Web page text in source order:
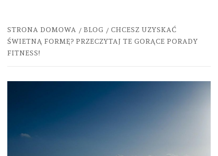
STRONA DOMOWA BLOG
CHCESZ UZYSKAĆ
ŚWIETNĄ FORMĘ? PRZECZYTAJ TE GORĄCE PORADY
FITNESS!